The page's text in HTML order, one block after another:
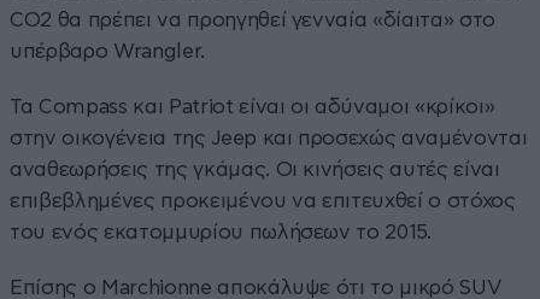
CO2 θα πρέπει να προηγηθεί γενναία «δίαιτα» στο
υπέρβαρο Wrangler.
Τα Compass και Patriot είναι οι αδύναμοι «κρίκοι»
στην οικογένεια της Jeep και προσεχώς αναμένονται
αναθεωρήσεις της γκάμας. Οι κινήσεις αυτές είναι
επιβεβλημένες προκειμένου να επιτευχθεί ο στόχος
του ενός εκατομμυρίου πωλήσεων το 2015.
Επίσης ο Marchionne αποκάλυψε ότι το μικρό SUV